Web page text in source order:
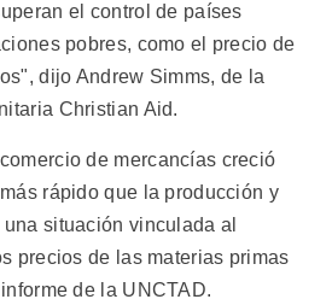
el control de países
pobres, como el precio de
dijo Andrew Simms, de la
Christian Aid.
de mercancías creció
rápido que la producción y
situación vinculada al
precios de las materias primas
de la UNCTAD.